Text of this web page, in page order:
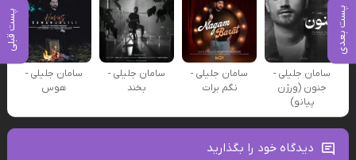
پست بعدی پست قبلی
سامان جلیلی -
جنون (ورژن
پیانو)
سامان جلیلی -
نگم برات
سامان جلیلی -
بخند
سامان جلیلی -
هوس
دیدگاه خود را بگذارید